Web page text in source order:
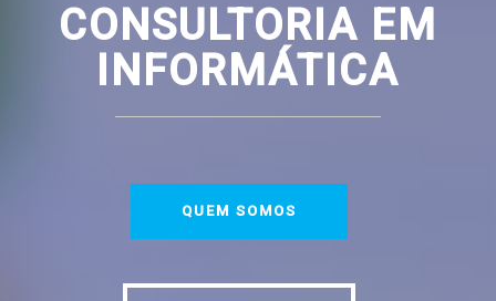
CONSULTORIA EM
INFORMÁTICA
QUEM SOMOS